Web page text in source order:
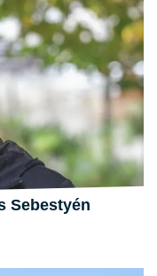
Sebestyén